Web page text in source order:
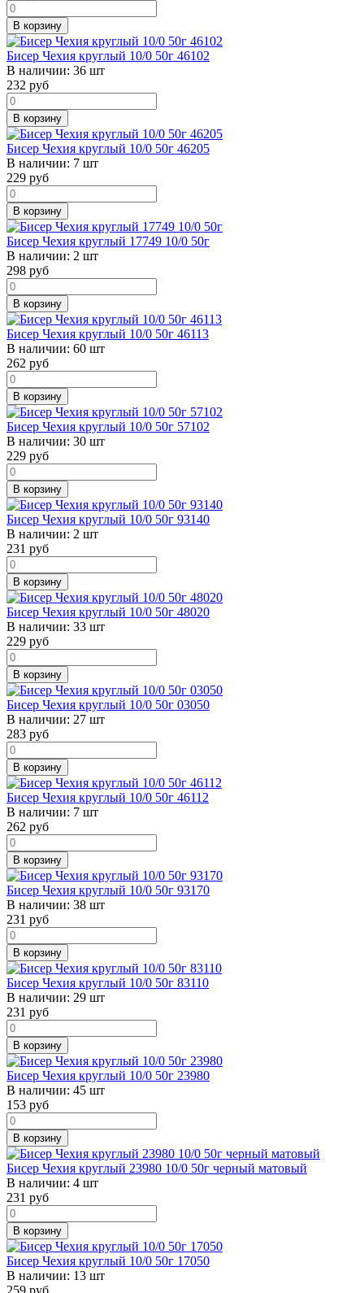
В корзину
Бисер Чехия круглый 10/0 50г 46102
В наличии: 36 шт
232 руб
В корзину
Бисер Чехия круглый 10/0 50г 46205
В наличии: 7 шт
229 руб
В корзину
Бисер Чехия круглый 17749 10/0 50г
В наличии: 2 шт
298 руб
В корзину
Бисер Чехия круглый 10/0 50г 46113
В наличии: 60 шт
262 руб
В корзину
Бисер Чехия круглый 10/0 50г 57102
В наличии: 30 шт
229 руб
В корзину
Бисер Чехия круглый 10/0 50г 93140
В наличии: 2 шт
231 руб
В корзину
Бисер Чехия круглый 10/0 50г 48020
В наличии: 33 шт
229 руб
В корзину
Бисер Чехия круглый 10/0 50г 03050
В наличии: 27 шт
283 руб
В корзину
Бисер Чехия круглый 10/0 50г 46112
В наличии: 7 шт
262 руб
В корзину
Бисер Чехия круглый 10/0 50г 93170
В наличии: 38 шт
231 руб
В корзину
Бисер Чехия круглый 10/0 50г 83110
В наличии: 29 шт
231 руб
В корзину
Бисер Чехия круглый 10/0 50г 23980
В наличии: 45 шт
153 руб
В корзину
Бисер Чехия круглый 23980 10/0 50г черный матовый
В наличии: 4 шт
231 руб
В корзину
Бисер Чехия круглый 10/0 50г 17050
В наличии: 13 шт
259 руб